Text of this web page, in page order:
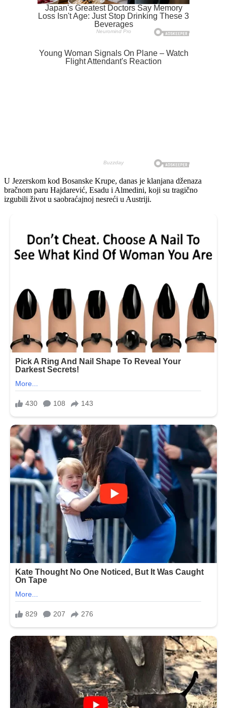
U Jezerskom kod Bosanske Krupe, danas je klanjana dženaza
bračnom paru Hajdarević, Esadu i Almedini, koji su tragično
izgubili život u saobraćajnoj nesreći u Austriji.